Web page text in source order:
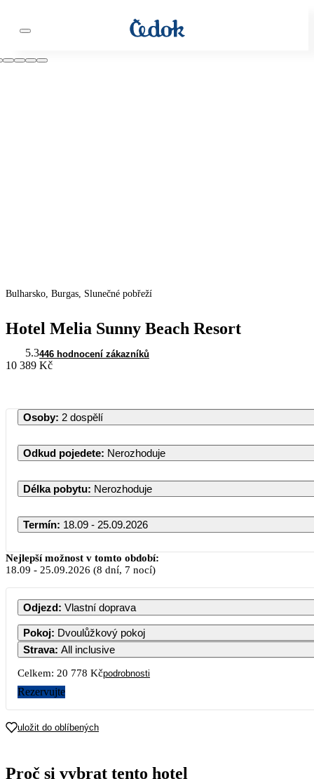
Bulharsko, Burgas, Slunečné pobřeží
Hotel Melia Sunny Beach Resort
5.3446 hodnocení zákazníků
10 389 Kč
Osoby: 2 dospělí
Odkud pojedete: Nerozhoduje
Délka pobytu: Nerozhoduje
Termín: 18.09 - 25.09.2026
Září 2026
PO ÚT ST ČT PÁ
1 2 3 4
7 8 9 10 11
14 079 10 389
28
Nejlepší možnost v tomto období:
18.09 - 25.09.2026 (8 dní, 7 nocí)
Odjezd: Vlastní doprava
Pokoj: Dvoulůžkový pokoj
Strava: All inclusive
Celkem: 20 778 Kčpodrobnosti
Rezervujte
uložit do oblíbených
Proč si vybrat tento hotel